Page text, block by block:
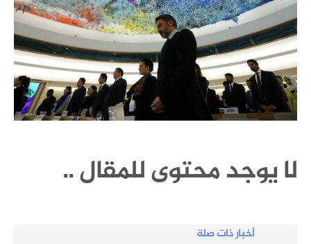
لا يوجد محتوى للمقال ..
أخبار ذات صلة